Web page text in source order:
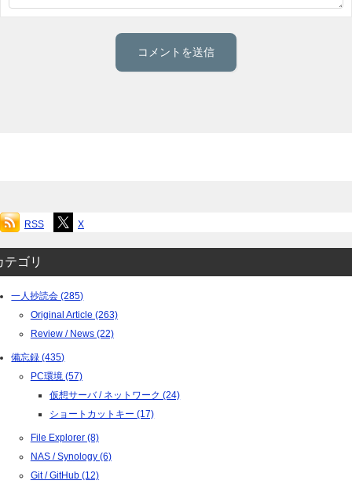
RSS X
テゴリ
一人抄読会 (285)
Original Article (263)
Review / News (22)
備忘録 (435)
PC環境 (57)
仮想サーバ / ネットワーク (24)
ショートカットキー (17)
File Explorer (8)
NAS / Synology (6)
Git / GitHub (12)